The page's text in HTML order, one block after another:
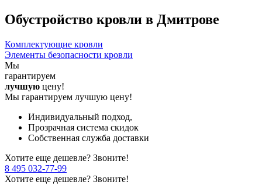
Обустройство кровли в Дмитрове
Комплектующие кровли
Элементы безопасности кровли
Мы
гарантируем
лучшую цену!
Мы гарантируем лучшую цену!
Индивидуальный подход,
Прозрачная система скидок
Собственная служба доставки
Хотите еще дешевле? Звоните!
8 495 032-77-99
Хотите еще дешевле? Звоните!